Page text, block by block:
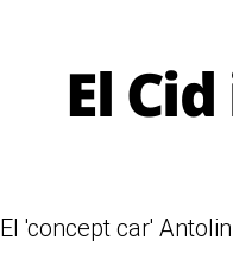
El
El 'concept car'